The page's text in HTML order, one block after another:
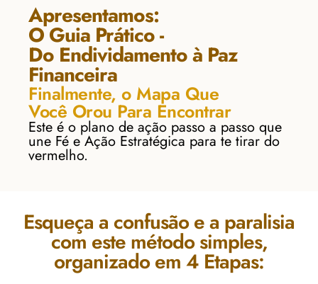
Apresentamos:
O Guia Prático -
Do Endividamento à Paz
Financeira
Finalmente, o Mapa Que
Você Orou Para Encontrar
Este é o plano de ação passo a passo que
une Fé e Ação Estratégica para te tirar do
vermelho.
Esqueça a confusão e a paralisia
com este método simples,
organizado em 4 Etapas: